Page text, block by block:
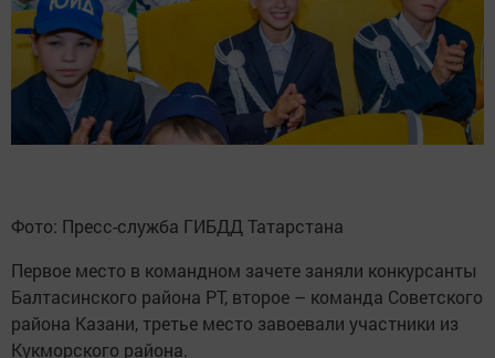
Фото: Пресс-служба ГИБДД Татарстана
Первое место в командном зачете заняли конкурсанты
Балтасинского района РТ, второе – команда Советского
района Казани, третье место завоевали участники из
Кукморского района.